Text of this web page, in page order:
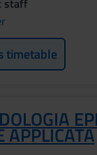
staff
timetable
APPLICATA